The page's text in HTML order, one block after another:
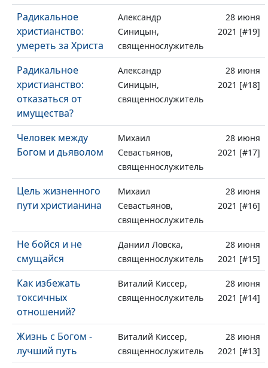
Радикальное
христианство:
умереть за Христа
Александр
Синицын,
священнослужитель
28 июня
2021 [#19]
Радикальное
христианство:
отказаться от
имущества?
Александр
Синицын,
священнослужитель
28 июня
2021 [#18]
Человек между
Богом и дьяволом
Михаил
Севастьянов,
священнослужитель
28 июня
2021 [#17]
Цель жизненного
пути христианина
Михаил
Севастьянов,
священнослужитель
28 июня
2021 [#16]
Не бойся и не
смущайся
Даниил Ловска,
священнослужитель
28 июня
2021 [#15]
Как избежать
токсичных
отношений?
Виталий Киссер,
священнослужитель
28 июня
2021 [#14]
Жизнь с Богом -
лучший путь
Виталий Киссер,
священнослужитель
28 июня
2021 [#13]